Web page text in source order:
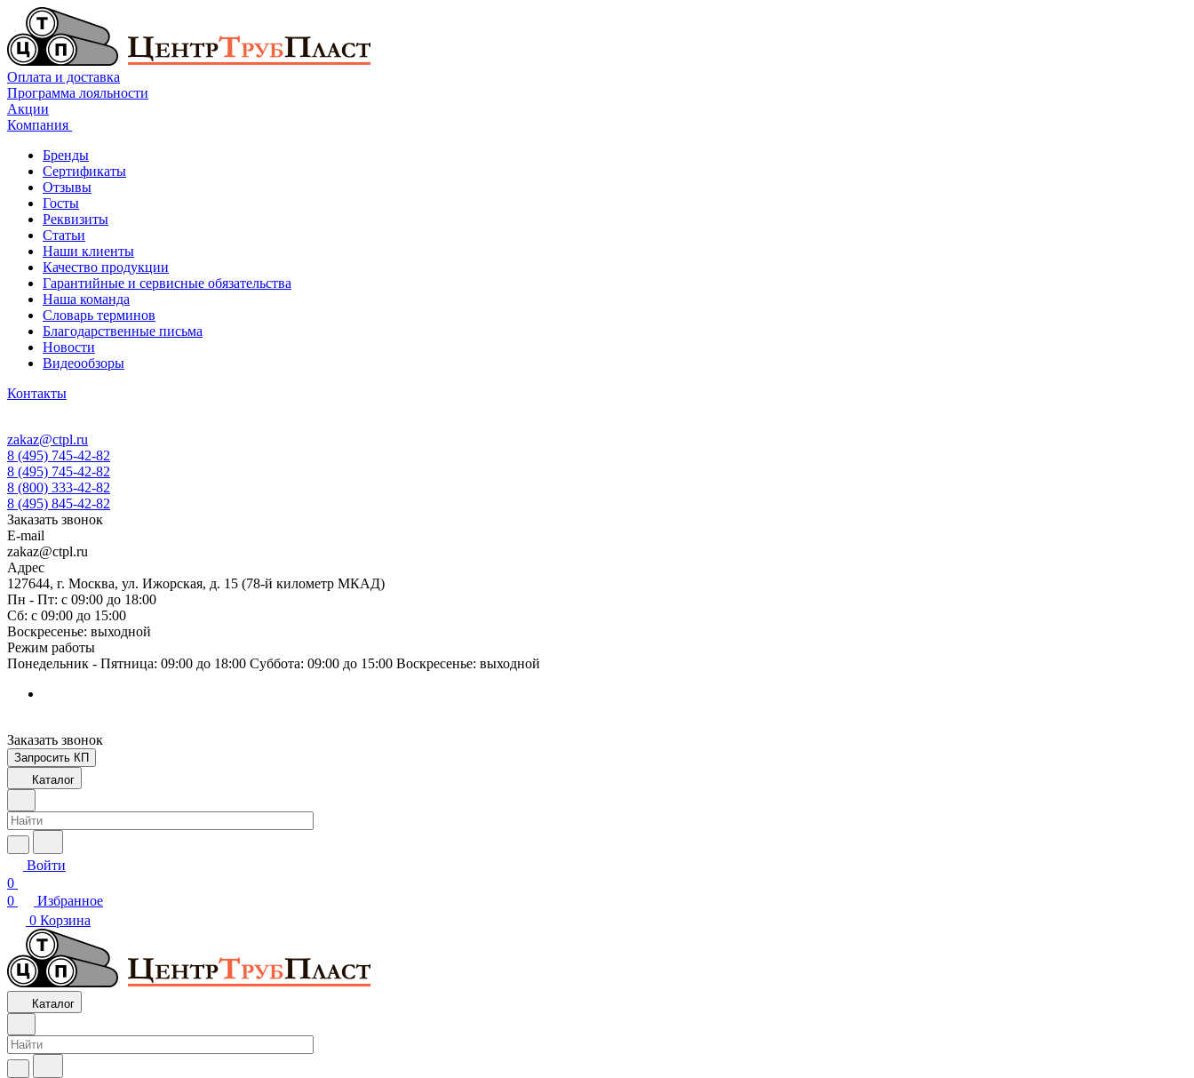
Оплата и доставка
Программа лояльности
Акции
Компания
Бренды
Сертификаты
Отзывы
Госты
Реквизиты
Статьи
Наши клиенты
Качество продукции
Гарантийные и сервисные обязательства
Наша команда
Словарь терминов
Благодарственные письма
Новости
Видеообзоры
Контакты
zakaz@ctpl.ru
8 (495) 745-42-82
8 (495) 745-42-82
8 (800) 333-42-82
8 (495) 845-42-82
Заказать звонок
E-mail
zakaz@ctpl.ru
Адрес
127644, г. Москва, ул. Ижорская, д. 15 (78-й километр МКАД)
Пн - Пт: с 09:00 до 18:00
Сб: с 09:00 до 15:00
Воскресенье: выходной
Режим работы
Понедельник - Пятница: 09:00 до 18:00 Суббота: 09:00 до 15:00 Воскресенье: выходной
Заказать звонок
Запросить КП
Каталог
Войти
0
0
Избранное
0 Корзина
Каталог